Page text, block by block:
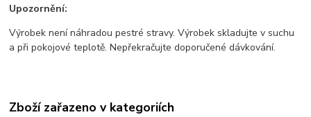
Upozornění:
Výrobek není náhradou pestré stravy. Výrobek skladujte v suchu
a při pokojové teplotě. Nepřekračujte doporučené dávkování.
Zboží zařazeno v kategoriích